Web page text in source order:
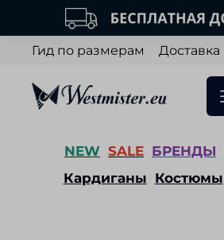
Гид по размерам Доставка
NEW SALE БРЕНДЫ
Кардиганы Костюмы